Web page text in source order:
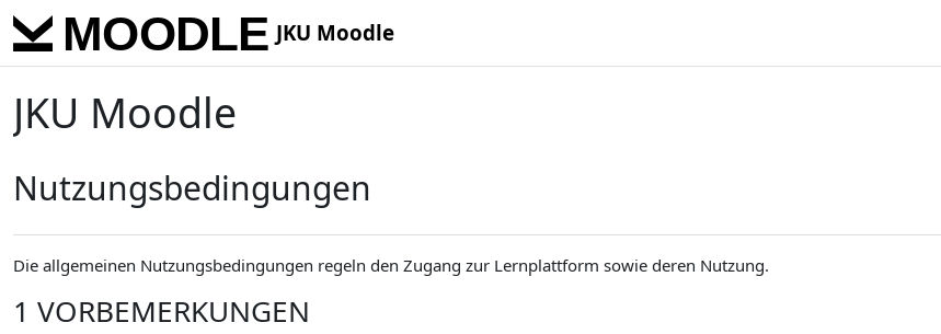
Skip to main content
JKU Moodle
JKU Moodle
Nutzungsbedingungen
Die allgemeinen Nutzungsbedingungen regeln den Zugang zur Lernplattform sowie deren Nutzung.
1 VORBEMERKUNGEN